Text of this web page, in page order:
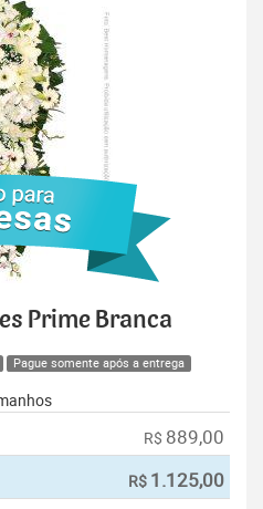
Prime Branca
Pague somente após a entrega
R$ 889,00
R$ 1.125,00